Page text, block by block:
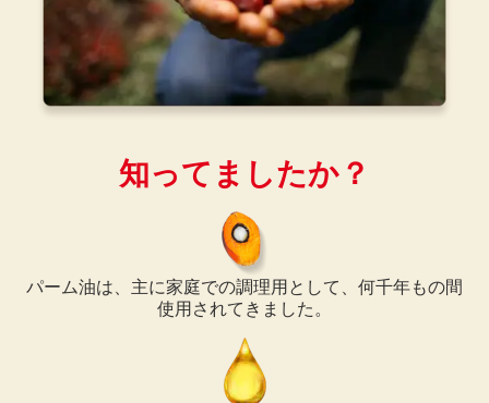
知ってましたか？
パーム油は、主に家庭での調理用として、何千年もの間
使用されてきました。